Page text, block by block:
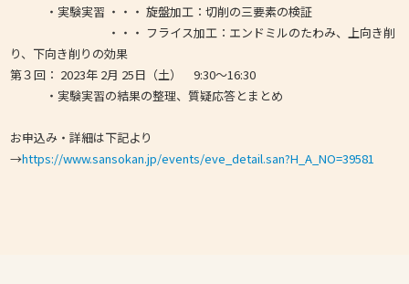
・実験実習 ・・・ 旋盤加工：切削の三要素の検証
・・・ フライス加工：エンドミルのたわみ、上向き削
り、下向き削りの効果
第３回： 2023年 2月 25日（土） 9:30〜16:30
・実験実習の結果の整理、質疑応答とまとめ
お申込み・詳細は下記より
→https://www.sansokan.jp/events/eve_detail.san?H_A_NO=39581